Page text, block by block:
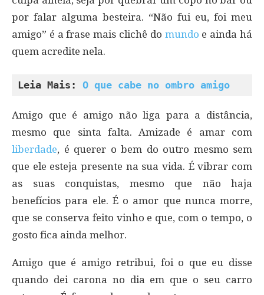
por falar alguma besteira. “Não fui eu, foi meu
amigo” é a frase mais clichê do mundo e ainda há
quem acredite nela.
Leia Mais: O que cabe no ombro amigo
Amigo que é amigo não liga para a distância,
mesmo que sinta falta. Amizade é amar com
liberdade, é querer o bem do outro mesmo sem
que ele esteja presente na sua vida. É vibrar com
as suas conquistas, mesmo que não haja
benefícios para ele. É o amor que nunca morre,
que se conserva feito vinho e que, com o tempo, o
gosto fica ainda melhor.
Amigo que é amigo retribui, foi o que eu disse
quando dei carona no dia em que o seu carro